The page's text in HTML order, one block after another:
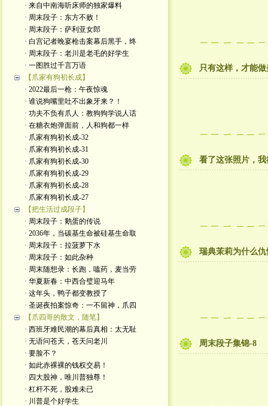
· 来自中南海听床师的独家爆料
· 周末段子：东方不败！
· 周末段子：萨利亚女郎
· 白宫记者晚宴枪击案幕后黑手，终
· 周末段子：老川是老毛的好学生
· 一图胜过千言万语
【爪家有狗初长成】
· 2022最后一枪：午夜惊魂
· 谁说狗嘴里吐不出象牙来？！
· 功夫不负有爪人：教狗狗学说人话
· 在糖衣炮弹面前，人和狗都一样
· 爪家有狗初长成-32
· 爪家有狗初长成-31
· 爪家有狗初长成-30
· 爪家有狗初长成-29
· 爪家有狗初长成-28
· 爪家有狗初长成-27
【把生活过成段子】
· 周末段子：鹅蛋的传说
· 2036年，当碳基生命被硅基生命取
· 周末段子：拉菠萝下水
· 周末段子：如此杂种
· 周末随想录：长跑，嗑药，麦当劳
· 华夏新春：中西合璧迎马年
· 这年头，鸭子都变教授了
· 圣诞夜拍案惊奇：一不留神，爪四
【爪四哥的散文，随笔】
· 西班牙难民潮的幕后真相：太无耻
· 无语问苍天，苍天问老川
· 要脸不？
· 如此赤裸裸的钱权交易！
· 四大股神，唯川普独尊！
· 杠杆不死，股难未已
· 川普是个好学生
只有这样，才能
看了这张照片，
瑞典茉莉为什么
周末段子集锦-8